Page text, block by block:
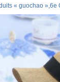
« guochao »,6e